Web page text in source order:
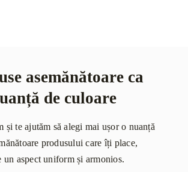
asemănătoare ca
de culoare
și te ajutăm să alegi mai ușor o nuanță
produsului care îți place,
un aspect uniform și armonios.